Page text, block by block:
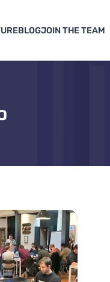
BLOGJOIN THE TEAM